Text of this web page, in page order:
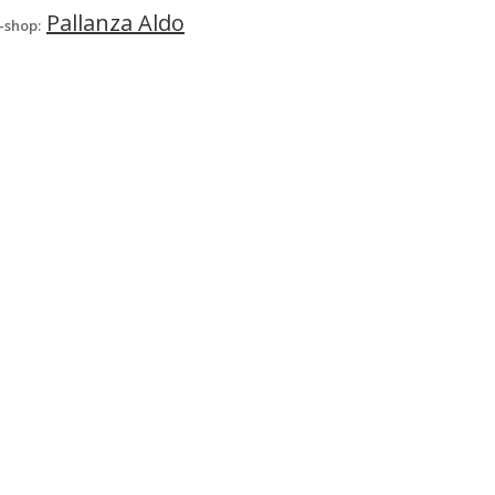
shop: Pallanza Aldo